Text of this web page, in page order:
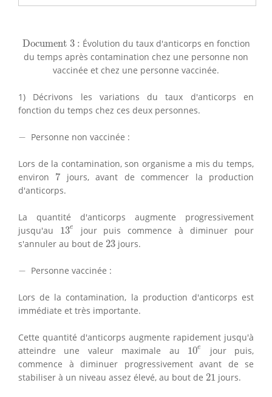
Document 3 :
Document 3 :Évolution du taux d'anticorps en fonction
du temps après contamination chez une personne non
vaccinée et chez une personne vaccinée.
1) Décrivons les variations du taux d'anticorps en
fonction du temps chez ces deux personnes.
− Personne non vaccinée :
Lors de la contamination, son organisme a mis du temps,
environ 7
7 jours, avant de commencer la production
d'anticorps.
La quantité d'anticorps augmente progressivement
jusqu'au 13e
13e jour puis commence à diminuer pour
s'annuler au bout de 23
23 jours.
− Personne vaccinée :
Lors de la contamination, la production d'anticorps est
immédiate et très importante.
Cette quantité d'anticorps augmente rapidement jusqu'à
atteindre une valeur maximale au 10e
10e
jour puis,
commence à diminuer progressivement avant de se
stabiliser à un niveau assez élevé, au bout de 21
21 jours.